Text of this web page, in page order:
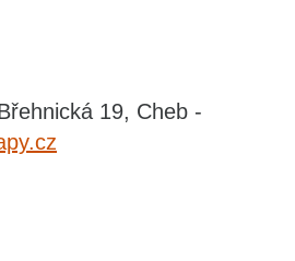
19, Cheb -